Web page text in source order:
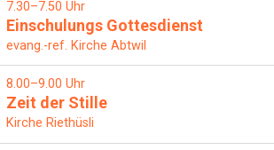
7.30–7.50 Uhr
Einschulungs Gottesdienst
evang.-ref. Kirche Abtwil
8.00–9.00 Uhr
Zeit der Stille
Kirche Riethüsli